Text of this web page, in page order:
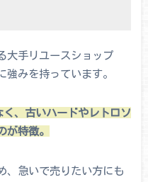
大手リユースショップ
みを持っています。
、古いハードやレトロソ
が特徴。
、急いで売りたい方にも